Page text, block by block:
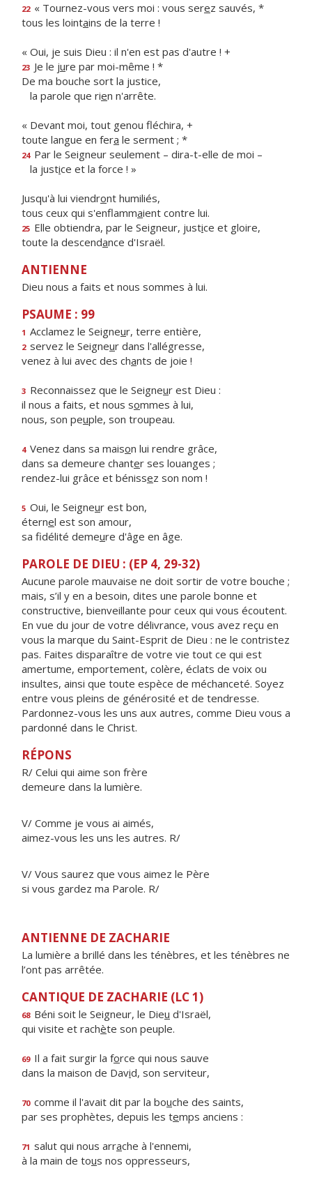
22 « Tournez-vous vers moi : vous serez sauvés, *
tous les lointains de la terre !
« Oui, je suis Dieu : il n'en est pas d'autre ! +
23 Je le jure par moi-même ! *
De ma bouche sort la justice,
la parole que rien n'arrête.
« Devant moi, tout genou fléchira, +
toute langue en fera le serment ; *
24 Par le Seigneur seulement – dira-t-elle de moi –
la justice et la force ! »
Jusqu'à lui viendront humiliés,
tous ceux qui s'enflammaient contre lui.
25 Elle obtiendra, par le Seigneur, justice et gloire,
toute la descendance d'Israël.
ANTIENNE
Dieu nous a faits et nous sommes à lui.
PSAUME : 99
1 Acclamez le Seigneur, terre entière,
2 servez le Seigneur dans l'allégresse,
venez à lui avec des chants de joie !
3 Reconnaissez que le Seigneur est Dieu :
il nous a faits, et nous sommes à lui,
nous, son peuple, son troupeau.
4 Venez dans sa maison lui rendre grâce,
dans sa demeure chanter ses louanges ;
rendez-lui grâce et bénissez son nom !
5 Oui, le Seigneur est bon,
éternel est son amour,
sa fidélité demeure d'âge en âge.
PAROLE DE DIEU : (EP 4, 29-32)
Aucune parole mauvaise ne doit sortir de votre bouche ;
mais, s’il y en a besoin, dites une parole bonne et
constructive, bienveillante pour ceux qui vous écoutent.
En vue du jour de votre délivrance, vous avez reçu en
vous la marque du Saint-Esprit de Dieu : ne le contristez
pas. Faites disparaître de votre vie tout ce qui est
amertume, emportement, colère, éclats de voix ou
insultes, ainsi que toute espèce de méchanceté. Soyez
entre vous pleins de générosité et de tendresse.
Pardonnez-vous les uns aux autres, comme Dieu vous a
pardonné dans le Christ.
RÉPONS
R/ Celui qui aime son frère
demeure dans la lumière.
V/ Comme je vous ai aimés,
aimez-vous les uns les autres. R/
V/ Vous saurez que vous aimez le Père
si vous gardez ma Parole. R/
ANTIENNE DE ZACHARIE
La lumière a brillé dans les ténèbres, et les ténèbres ne
l’ont pas arrêtée.
CANTIQUE DE ZACHARIE (LC 1)
68 Béni soit le Seigneur, le Dieu d'Israël,
qui visite et rachète son peuple.
69 Il a fait surgir la force qui nous sauve
dans la maison de David, son serviteur,
70 comme il l'avait dit par la bouche des saints,
par ses prophètes, depuis les temps anciens :
71 salut qui nous arrache à l'ennemi,
à la main de tous nos oppresseurs,